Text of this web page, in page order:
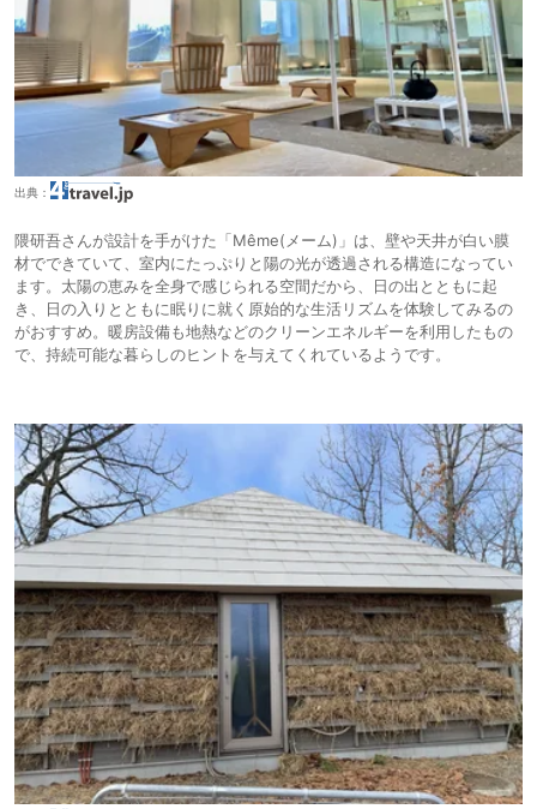
出典：
隈研吾さんが設計を手がけた「Même(メーム)」は、壁や天井が白い膜
材でできていて、室内にたっぷりと陽の光が透過される構造になってい
ます。太陽の恵みを全身で感じられる空間だから、日の出とともに起
き、日の入りとともに眠りに就く原始的な生活リズムを体験してみるの
がおすすめ。暖房設備も地熱などのクリーンエネルギーを利用したもの
で、持続可能な暮らしのヒントを与えてくれているようです。